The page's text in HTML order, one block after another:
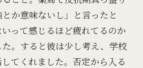
か意味ないし」と言ったと
って感じるほど疲れてるのか
。すると彼は少し考え、学校
てくれました。否定から入る